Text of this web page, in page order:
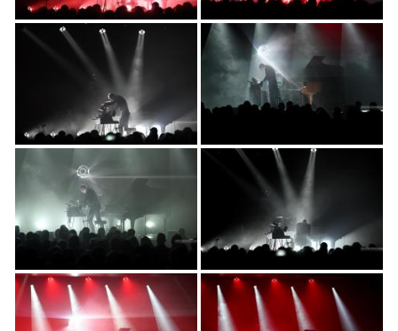
KIRCHE DER KULTUREN
FOTOS
KONTAKT
Facebook
Ticktes kaufen
Kontakt